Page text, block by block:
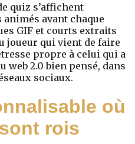
quiz s’affichent
avant chaque
GIF et courts extraits
joueur qui vient de faire
propre à celui qui a
web 2.0 bien pensé, dans
sociaux.
où
rois